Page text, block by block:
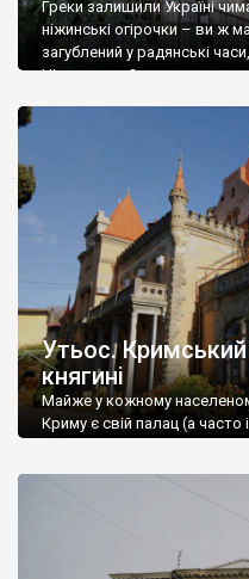
Греки залишили Україні
ніжинські огірочки – ви ж
загублений у радянські
Ніжин греки?
Утьос. Кримський
княгині
Майже у кожному
Криму є свій палац (а часто